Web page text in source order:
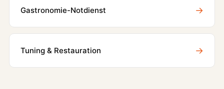
Gastronomie-Notdienst →
Tuning & Restauration →